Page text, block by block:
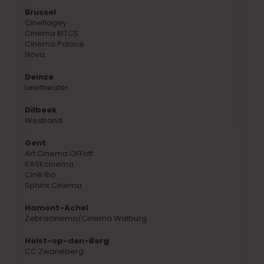
Brussel
Cineflagey
Cinema RITCS
Cinema Palace
Nova
Deinze
Leietheater
Dilbeek
Westrand
Gent
Art Cinema OFFoff
KASKcinema
Ciné Rio
Sphinx Cinema
Hamont-Achel
Zebracinema/Cinema Walburg
Heist-op-den-Berg
CC Zwaneberg